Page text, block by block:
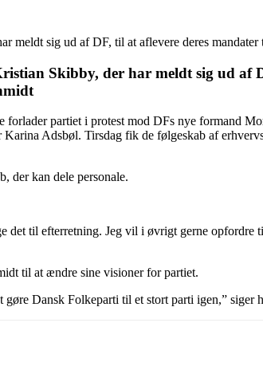
meldt sig ud af DF, til at aflevere deres
Skibby, der har meldt sig ud af
partiet i protest mod DFs nye formand
Adsbøl. Tirsdag fik de følgeskab af
der kan dele personale.
til efterretning. Jeg vil i øvrigt gerne opfordre
til at ændre sine visioner for partiet.
gøre Dansk Folkeparti til et stort parti igen,” siger